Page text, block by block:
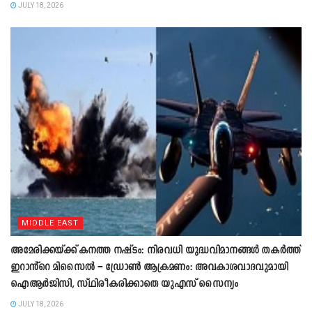
JULY 18, 2026
MIDDLE EAST
അമേരിക്കയ്ക്ക് കനത്ത നഷ്ടം: നിരവധി യുദ്ധവിമാനങ്ങൾ തകർത്ത്
ഇറാൻ്റെ മിസൈൽ – ഡ്രോൺ ആക്രമണം: അവകാശവാദവുമായി
ഐആർജിസി, സ്ഥിരീകരിക്കാതെ യുഎസ് സൈന്യം
JULY 18, 2026